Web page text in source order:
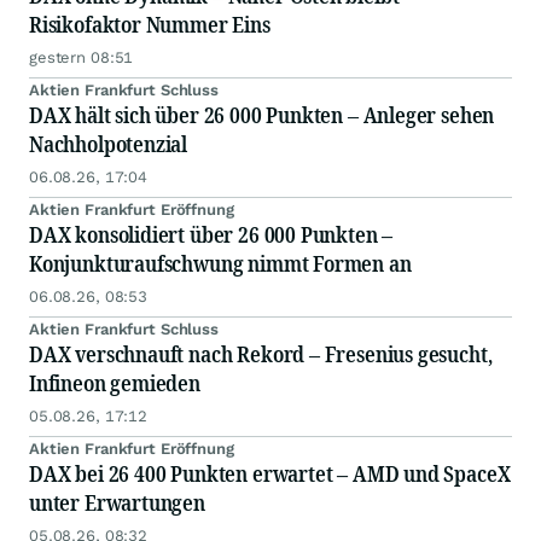
Risikofaktor Nummer Eins
gestern 08:51
Aktien Frankfurt Schluss
DAX hält sich über 26 000 Punkten – Anleger sehen
Nachholpotenzial
06.08.26, 17:04
Aktien Frankfurt Eröffnung
DAX konsolidiert über 26 000 Punkten –
Konjunkturaufschwung nimmt Formen an
06.08.26, 08:53
Aktien Frankfurt Schluss
DAX verschnauft nach Rekord – Fresenius gesucht,
Infineon gemieden
05.08.26, 17:12
Aktien Frankfurt Eröffnung
DAX bei 26 400 Punkten erwartet – AMD und SpaceX
unter Erwartungen
05.08.26, 08:32